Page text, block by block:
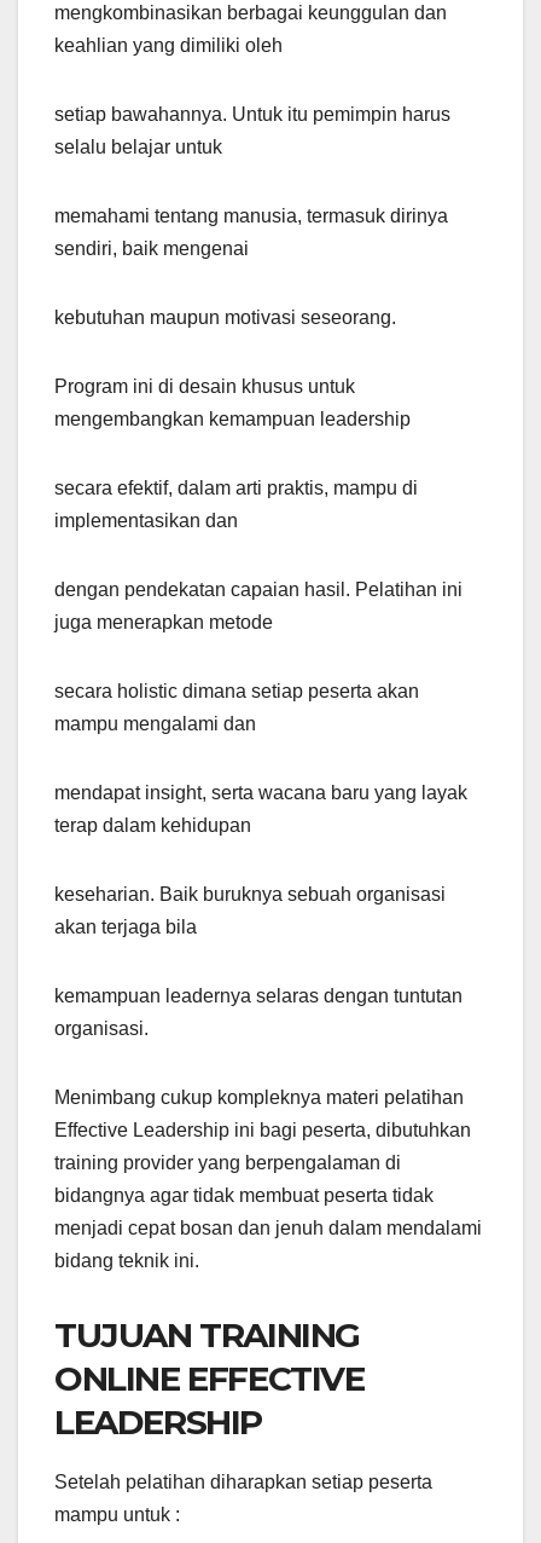
mengkombinasikan berbagai keunggulan dan
keahlian yang dimiliki oleh
setiap bawahannya. Untuk itu pemimpin harus
selalu belajar untuk
memahami tentang manusia, termasuk dirinya
sendiri, baik mengenai
kebutuhan maupun motivasi seseorang.
Program ini di desain khusus untuk
mengembangkan kemampuan leadership
secara efektif, dalam arti praktis, mampu di
implementasikan dan
dengan pendekatan capaian hasil. Pelatihan ini
juga menerapkan metode
secara holistic dimana setiap peserta akan
mampu mengalami dan
mendapat insight, serta wacana baru yang layak
terap dalam kehidupan
keseharian. Baik buruknya sebuah organisasi
akan terjaga bila
kemampuan leadernya selaras dengan tuntutan
organisasi.
Menimbang cukup kompleknya materi pelatihan
Effective Leadership ini bagi peserta, dibutuhkan
training provider yang berpengalaman di
bidangnya agar tidak membuat peserta tidak
menjadi cepat bosan dan jenuh dalam mendalami
bidang teknik ini.
TUJUAN TRAINING
ONLINE EFFECTIVE
LEADERSHIP
Setelah pelatihan diharapkan setiap peserta
mampu untuk :